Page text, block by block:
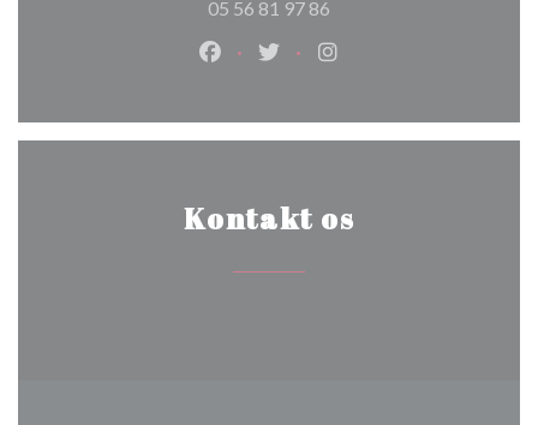
05 56 81 97 86
Facebook ((åbner i et nyt vindue))
Twitter ((åbner i et nyt
Instagram ((åbner i et
Kontakt os